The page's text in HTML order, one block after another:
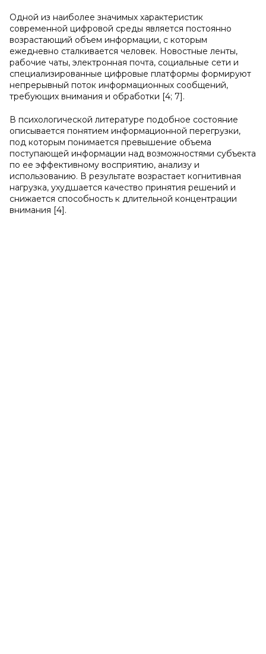
Одной из наиболее значимых характеристик
современной цифровой среды является постоянно
возрастающий объем информации, с которым
ежедневно сталкивается человек. Новостные ленты,
рабочие чаты, электронная почта, социальные сети и
специализированные цифровые платформы формируют
непрерывный поток информационных сообщений,
требующих внимания и обработки [4; 7].
В психологической литературе подобное состояние
описывается понятием информационной перегрузки,
под которым понимается превышение объема
поступающей информации над возможностями субъекта
по ее эффективному восприятию, анализу и
использованию. В результате возрастает когнитивная
нагрузка, ухудшается качество принятия решений и
снижается способность к длительной концентрации
внимания [4].